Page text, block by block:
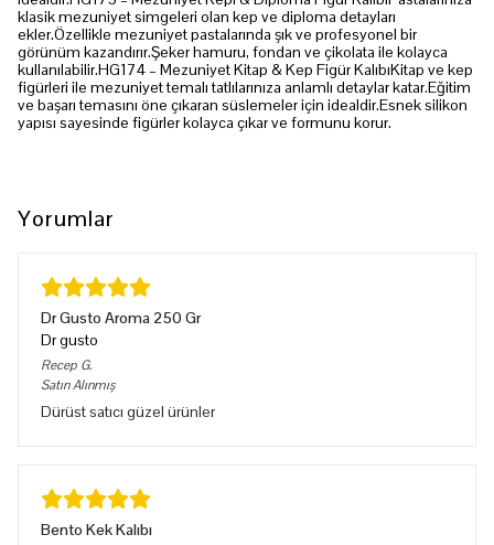
klasik mezuniyet simgeleri olan kep ve diploma detayları
ekler.Özellikle mezuniyet pastalarında şık ve profesyonel bir
görünüm kazandırır.Şeker hamuru, fondan ve çikolata ile kolayca
kullanılabilir.HG174 – Mezuniyet Kitap & Kep Figür KalıbıKitap ve kep
figürleri ile mezuniyet temalı tatlılarınıza anlamlı detaylar katar.Eğitim
ve başarı temasını öne çıkaran süslemeler için idealdir.Esnek silikon
yapısı sayesinde figürler kolayca çıkar ve formunu korur.
Yorumlar
Dr Gusto Aroma 250 Gr
Dr gusto
Recep G.
Satın Alınmış
Dürüst satıcı güzel ürünler
Bento Kek Kalıbı